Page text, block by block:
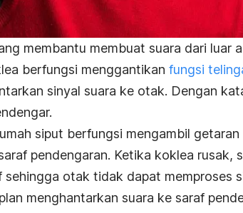
membantu membuat suara dari luar
berfungsi menggantikan fungsi
sinyal suara ke otak. Dengan
siput berfungsi mengambil getaran
pendengaran. Ketika koklea rusak,
otak tidak dapat memproses
menghantarkan suara ke saraf